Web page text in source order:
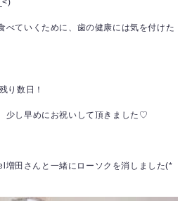
べていくために、歯の健康には気を付けた
り数日！
少し早めにお祝いして頂きました♡
田さんと一緒にローソクを消しました(*